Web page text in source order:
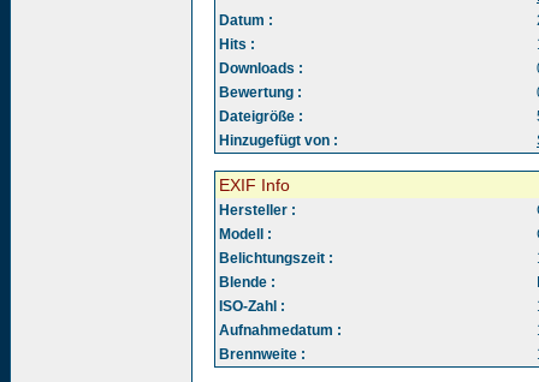
Datum :
Hits :
Downloads :
Bewertung :
Dateigröße :
Hinzugefügt von :
EXIF Info
Hersteller :
Modell :
Belichtungszeit :
Blende :
ISO-Zahl :
Aufnahmedatum :
Brennweite :